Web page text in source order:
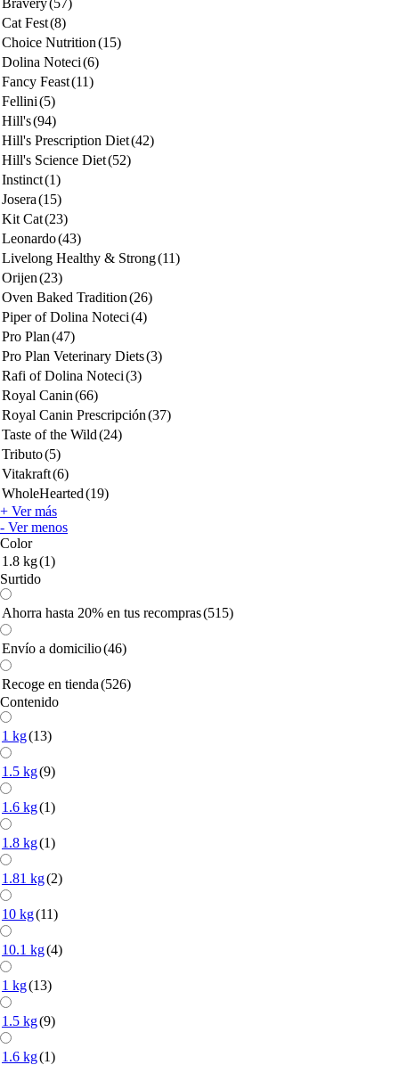
Bravery(57)
Cat Fest(8)
Choice Nutrition(15)
Dolina Noteci(6)
Fancy Feast(11)
Fellini(5)
Hill's(94)
Hill's Prescription Diet(42)
Hill's Science Diet(52)
Instinct(1)
Josera(15)
Kit Cat(23)
Leonardo(43)
Livelong Healthy & Strong(11)
Orijen(23)
Oven Baked Tradition(26)
Piper of Dolina Noteci(4)
Pro Plan(47)
Pro Plan Veterinary Diets(3)
Rafi of Dolina Noteci(3)
Royal Canin(66)
Royal Canin Prescripción(37)
Taste of the Wild(24)
Tributo(5)
Vitakraft(6)
WholeHearted(19)
+ Ver más
- Ver menos
Color
1.8 kg(1)
Surtido
Ahorra hasta 20% en tus recompras(515)
Envío a domicilio(46)
Recoge en tienda(526)
Contenido
1 kg(13)
1.5 kg(9)
1.6 kg(1)
1.8 kg(1)
1.81 kg(2)
10 kg(11)
10.1 kg(4)
1 kg(13)
1.5 kg(9)
1.6 kg(1)